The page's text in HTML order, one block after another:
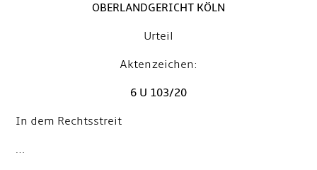
OBERLANDGERICHT KÖLN
Urteil
Aktenzeichen:
6 U 103/20
In dem Rechtsstreit
…